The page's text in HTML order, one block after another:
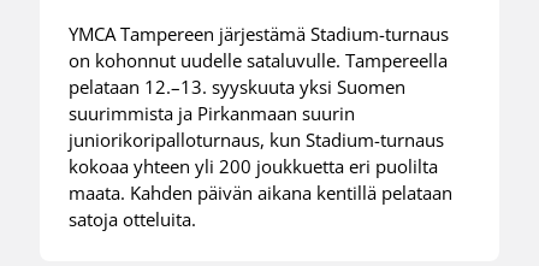
YMCA Tampereen järjestämä Stadium-turnaus
on kohonnut uudelle sataluvulle. Tampereella
pelataan 12.–13. syyskuuta yksi Suomen
suurimmista ja Pirkanmaan suurin
juniorikoripalloturnaus, kun Stadium-turnaus
kokoaa yhteen yli 200 joukkuetta eri puolilta
maata. Kahden päivän aikana kentillä pelataan
satoja otteluita.